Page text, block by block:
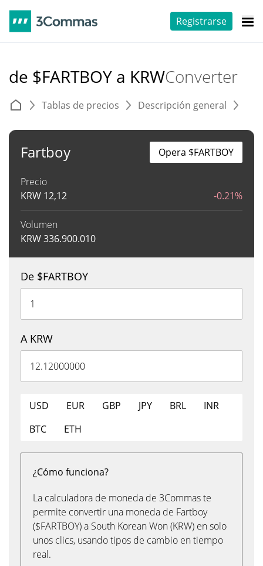
Registrarse
de $FARTBOY a KRWConverter
Tablas de precios Descripción general
Fartboy
Precio
KRW 12,12 -0.21%
Volumen
KRW336.900.010
Opera $FARTBOY
De $FARTBOY
A KRW
USD EUR GBP JPY BRL
INR
BTC
ETH
¿Cómo funciona?
La calculadora de moneda de 3Commas te
permite convertir una moneda de Fartboy
($FARTBOY) a South Korean Won (KRW) en solo
unos clics, usando tipos de cambio en tiempo
real.